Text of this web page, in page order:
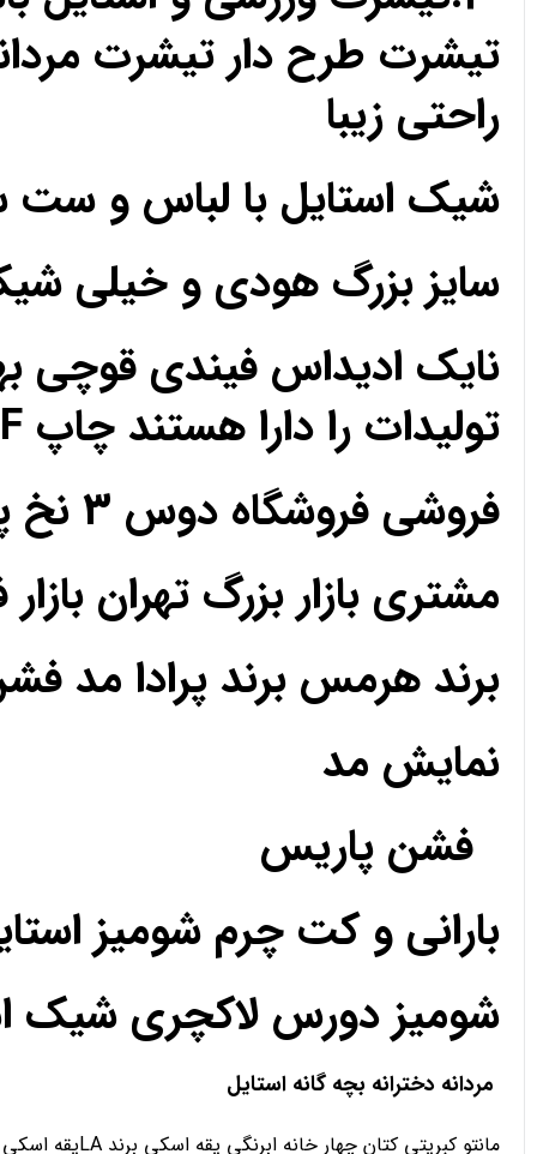
تیشرت طرح دار تیشرت
راحتی زیبا
شیک استایل با لباس و
سایز بزرگ هودی و خیلی
نایک ادیداس فیندی قوچی
تولیدات را دارا هستند چاپ DTF مزون تک فروشی عمده
فروشی فروشگاه دوس 3 نخ پارچه حریر کریپ ساتن اعتماد رضایت رضایت
مشتری بازار بزرگ تهران
برند هرمس برند پرادا مد
نمایش مد
فشن پاریس
بارانی و کت چرم شومیز
شومیز دورس لاکچری شیک
مردانه دخترانه بچه گانه استایل
مانتو کبریتی کتان چهار خانه ابرنگی یقه اسکی برند LAیقه اسکی تدی رنگی دورس یقه اسکی هودی اسلش شلوار کارگو سویشرت